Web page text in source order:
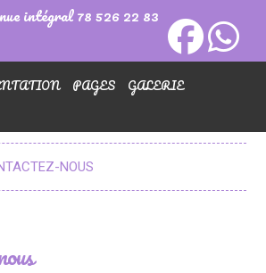
intégral 78 526 22 83
PAGES
GALERIE
NOUS